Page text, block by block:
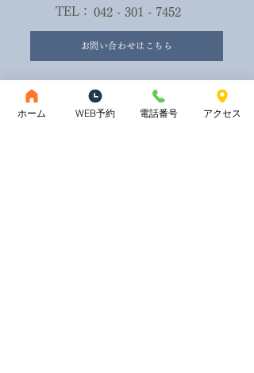
TEL： 042 - 301 - 7452
お問い合わせはこちら
完全予約制
ご予約はこちら
ホーム WEB予約 電話番号 アクセス